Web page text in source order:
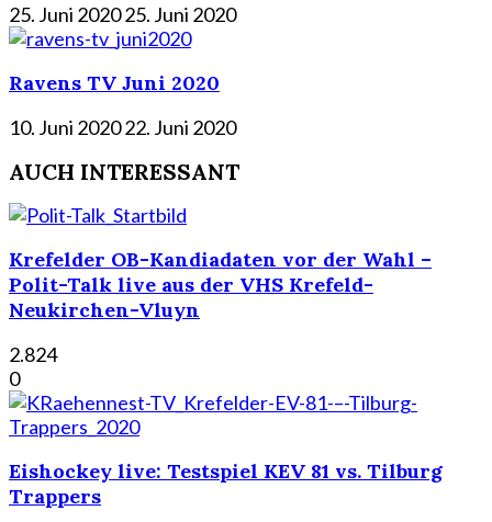
25. Juni 202025. Juni 2020
Ravens TV Juni 2020
10. Juni 202022. Juni 2020
AUCH INTERESSANT
Krefelder OB-Kandiadaten vor der Wahl –
Polit-Talk live aus der VHS Krefeld-
Neukirchen-Vluyn
2.824
0
Eishockey live: Testspiel KEV 81 vs. Tilburg
Trappers